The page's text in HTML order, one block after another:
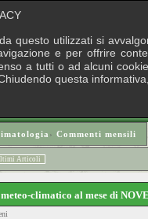
› Commenti mensili
Articoli
climatico al mese di
questo utilizzati si
e per offrire
a tutti o ad alcuni
questa